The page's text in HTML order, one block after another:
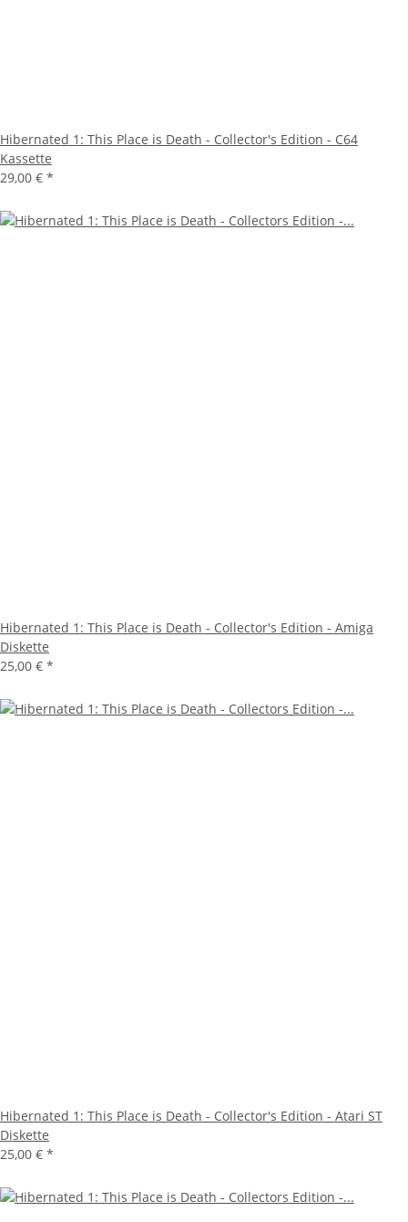
Hibernated 1: This Place is Death - Collector's Edition - C64
Kassette
29,00 € *
Hibernated 1: This Place is Death - Collector's Edition - Amiga
Diskette
25,00 € *
Hibernated 1: This Place is Death - Collector's Edition - Atari ST
Diskette
25,00 € *